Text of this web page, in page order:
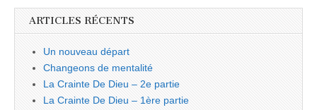
ARTICLES RÉCENTS
Un nouveau départ
Changeons de mentalité
La Crainte De Dieu – 2e partie
La Crainte De Dieu – 1ère partie